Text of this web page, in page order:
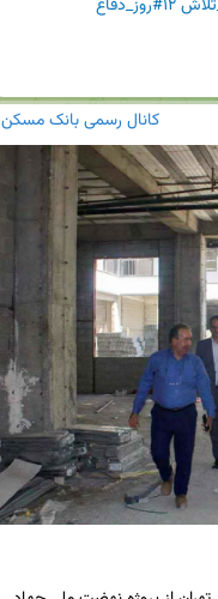
#۱۲روز_دفاع
کانال رسمی بانک مسکن